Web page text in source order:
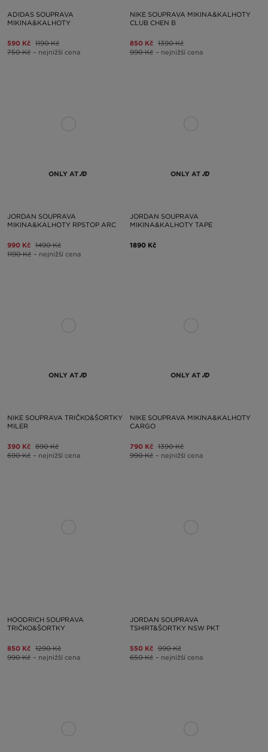
ADIDAS SOUPRAVA
MIKINA&KALHOTY
590 Kč 1190 Kč
750 Kč – nejnižší cena
NIKE SOUPRAVA MIKINA&KALHOTY
CLUB CHEN B
850 Kč 1390 Kč
990 Kč – nejnižší cena
ONLY AT
JORDAN SOUPRAVA
MIKINA&KALHOTY RPSTOP ARC
990 Kč 1490 Kč
1190 Kč – nejnižší cena
ONLY AT
JORDAN SOUPRAVA
MIKINA&KALHOTY TAPE
1890 Kč
ONLY AT
NIKE SOUPRAVA TRIČKO&ŠORTKY
MILER
390 Kč 890 Kč
690 Kč – nejnižší cena
ONLY AT
NIKE SOUPRAVA MIKINA&KALHOTY
CARGO
790 Kč 1390 Kč
990 Kč – nejnižší cena
HOODRICH SOUPRAVA
TRIČKO&ŠORTKY
850 Kč 1290 Kč
990 Kč – nejnižší cena
JORDAN SOUPRAVA
TSHIRT&ŠORTKY NSW PKT
550 Kč 990 Kč
650 Kč – nejnižší cena